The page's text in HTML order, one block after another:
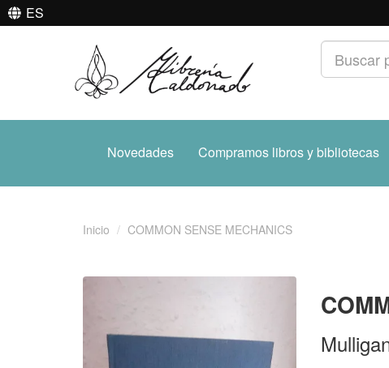
ES
Novedades Compramos libros y bibliotecas
Inicio COMMON SENSE MECHANICS